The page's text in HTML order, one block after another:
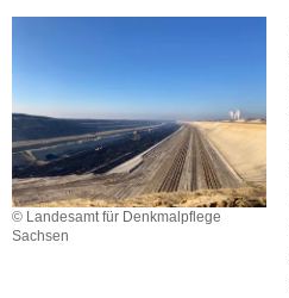
i
© Landesamt für Denkmalpflege
Sachsen